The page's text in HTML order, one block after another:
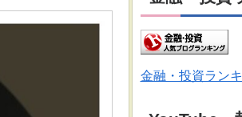
金融・投資ラン